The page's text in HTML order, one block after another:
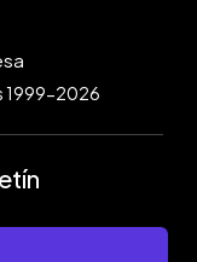
1999-2026